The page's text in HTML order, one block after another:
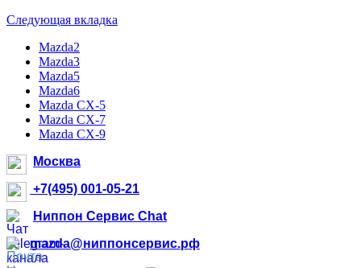
Следующая вкладка
Mazda2
Mazda3
Mazda5
Mazda6
Mazda CX-5
Mazda CX-7
Mazda CX-9
Москва
+7(495) 001-05-21
Ниппон Сервис Chat
mazda@ниппонсервис.рф